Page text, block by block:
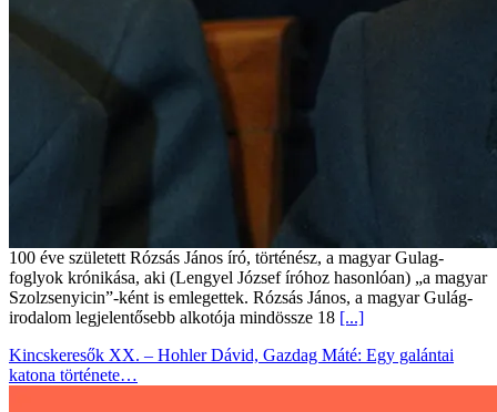
100 éve született Rózsás János író, történész, a magyar Gulag-
foglyok krónikása, aki (Lengyel József íróhoz hasonlóan) „a magyar
Szolzsenyicin”-ként is emlegettek. Rózsás János, a magyar Gulág-
irodalom legjelentősebb alkotója mindössze 18 [...]
Kincskeresők XX. – Hohler Dávid, Gazdag Máté: Egy galántai
katona története…